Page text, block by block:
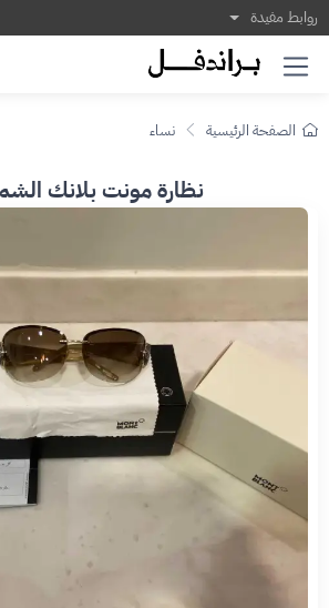
روابط مفيدة
الصفحة الرئيسية نساء
نظارة مونت بلانك